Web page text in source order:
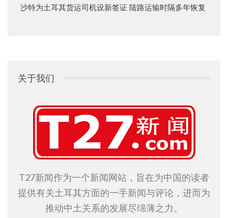
沙特为土耳其货运司机设新签证 陆路运输时隔多年恢复
关于我们
T27新闻作为一个新闻网站，旨在为中国的读者
提供有关土耳其方面的一手新闻与评论，进而为
推动中土关系的发展尽绵薄之力。